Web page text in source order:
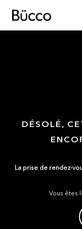
DÉSOLÉ,
La prise de rendez-
Vous êtes